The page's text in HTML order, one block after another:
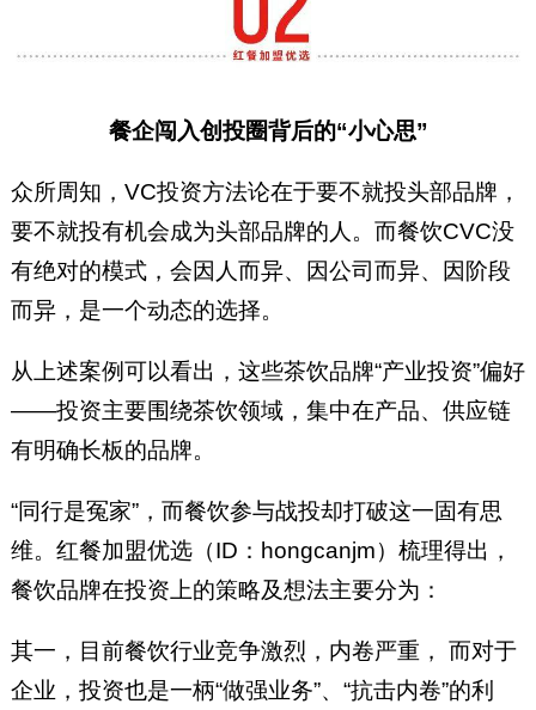
餐企闯入创投圈背后的“小心思”
众所周知，VC投资方法论在于要不就投头部品牌，
要不就投有机会成为头部品牌的人。而餐饮CVC没
有绝对的模式，会因人而异、因公司而异、因阶段
而异，是一个动态的选择。
从上述案例可以看出，这些茶饮品牌“产业投资”偏好
——投资主要围绕茶饮领域，集中在产品、供应链
有明确长板的品牌。
“同行是冤家”，而餐饮参与战投却打破这一固有思
维。红餐加盟优选（ID：hongcanjm）梳理得出，
餐饮品牌在投资上的策略及想法主要分为：
其一，目前餐饮行业竞争激烈，内卷严重， 而对于
企业，投资也是一柄“做强业务”、“抗击内卷”的利